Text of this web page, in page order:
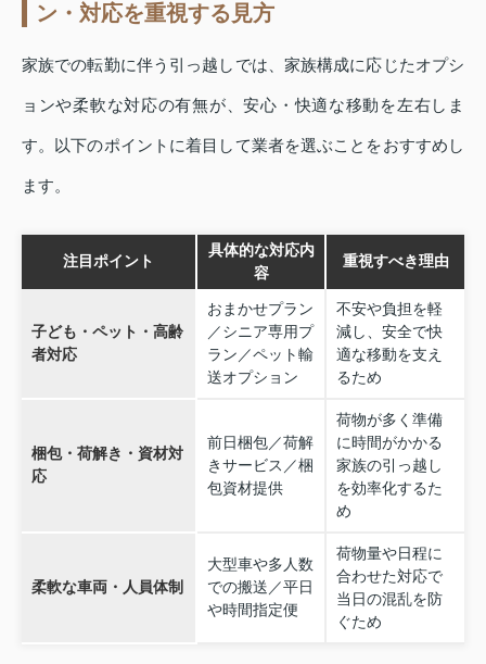
ン・対応を重視する見方
家族での転勤に伴う引っ越しでは、家族構成に応じたオプシ
ョンや柔軟な対応の有無が、安心・快適な移動を左右しま
す。以下のポイントに着目して業者を選ぶことをおすすめし
ます。
注目ポイント
具体的な対応内
容
重視すべき理由
子ども・ペット・高齢
者対応
おまかせプラン
／シニア専用プ
ラン／ペット輸
送オプション
不安や負担を軽
減し、安全で快
適な移動を支え
るため
梱包・荷解き・資材対
応
前日梱包／荷解
きサービス／梱
包資材提供
荷物が多く準備
に時間がかかる
家族の引っ越し
を効率化するた
め
柔軟な車両・人員体制
大型車や多人数
での搬送／平日
や時間指定便
荷物量や日程に
合わせた対応で
当日の混乱を防
ぐため